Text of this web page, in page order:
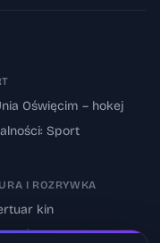
Oświęcim – hokej
Sport
I ROZRYWKA
kin
Kultura